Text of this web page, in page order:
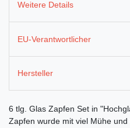
Weitere Details
EU-Verantwortlicher
Hersteller
6 tlg. Glas Zapfen Set in
Zapfen wurde mit viel Mühe